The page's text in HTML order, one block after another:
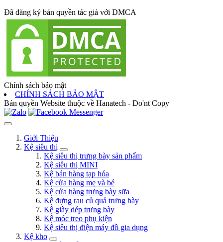
Đã đăng ký bản quyền tác giả với DMCA
Chính sách bảo mật
CHÍNH SÁCH BẢO MẬT
Bản quyền Website thuộc về Hanatech - Do'nt Copy
Giới Thiệu
Kệ siêu thị
Kệ siêu thị trưng bày sản phẩm
Kệ siêu thị MINI
Kệ bán hàng tạp hóa
Kệ cửa hàng mẹ và bé
Kệ cửa hàng trưng bày sữa
Kệ đựng rau củ quả trưng bày
Kệ giày dép trưng bày
Kệ móc treo phụ kiện
Kệ siêu thị điện máy đồ gia dụng
Kệ kho